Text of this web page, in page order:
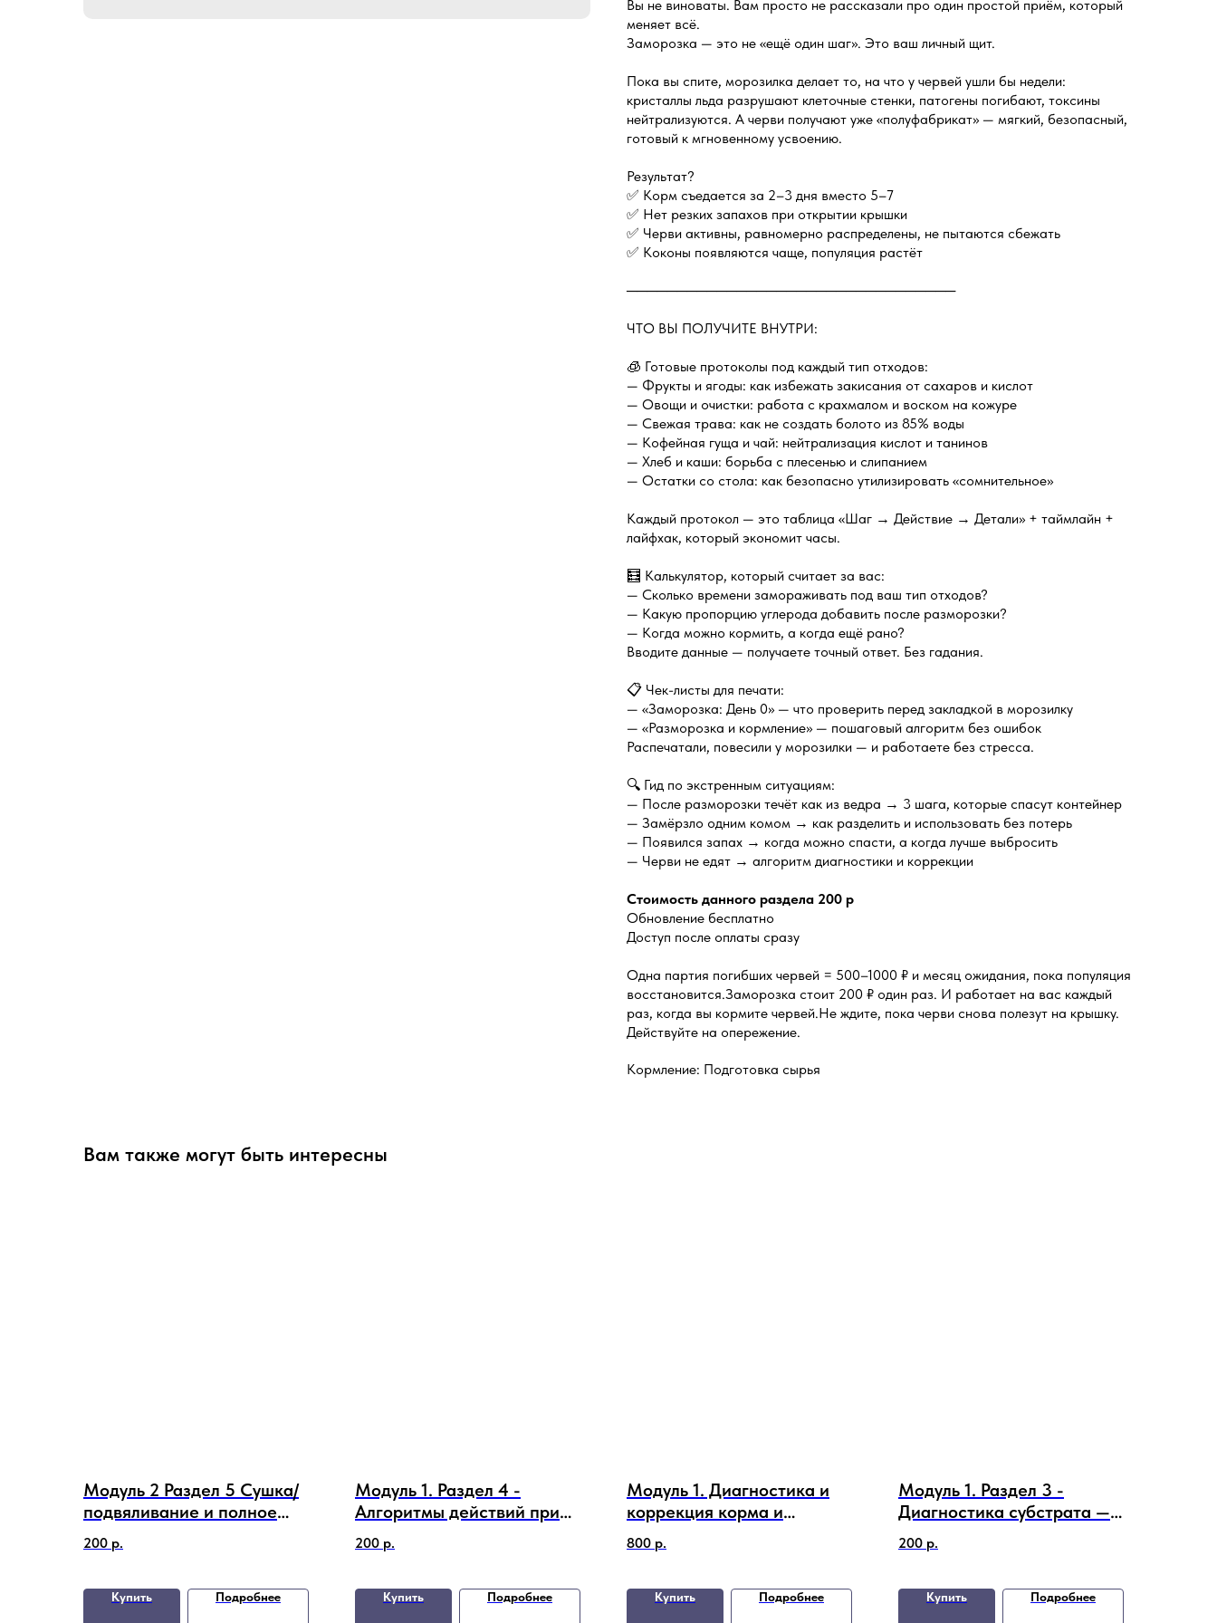
Вы не виноваты. Вам просто не рассказали про один простой приём, который
меняет всё.
Заморозка — это не «ещё один шаг». Это ваш личный щит.
Пока вы спите, морозилка делает то, на что у червей ушли бы недели:
кристаллы льда разрушают клеточные стенки, патогены погибают, токсины
нейтрализуются. А черви получают уже «полуфабрикат» — мягкий, безопасный,
готовый к мгновенному усвоению.
Результат?
✅ Корм съедается за 2–3 дня вместо 5–7
✅ Нет резких запахов при открытии крышки
✅ Черви активны, равномерно распределены, не пытаются сбежать
✅ Коконы появляются чаще, популяция растёт
─────────────────────────────────
ЧТО ВЫ ПОЛУЧИТЕ ВНУТРИ:
🧊 Готовые протоколы под каждый тип отходов:
— Фрукты и ягоды: как избежать закисания от сахаров и кислот
— Овощи и очистки: работа с крахмалом и воском на кожуре
— Свежая трава: как не создать болото из 85% воды
— Кофейная гуща и чай: нейтрализация кислот и танинов
— Хлеб и каши: борьба с плесенью и слипанием
— Остатки со стола: как безопасно утилизировать «сомнительное»
Каждый протокол — это таблица «Шаг → Действие → Детали» + таймлайн +
лайфхак, который экономит часы.
🧮 Калькулятор, который считает за вас:
— Сколько времени замораживать под ваш тип отходов?
— Какую пропорцию углерода добавить после разморозки?
— Когда можно кормить, а когда ещё рано?
Вводите данные — получаете точный ответ. Без гадания.
📋 Чек-листы для печати:
— «Заморозка: День 0» — что проверить перед закладкой в морозилку
— «Разморозка и кормление» — пошаговый алгоритм без ошибок
Распечатали, повесили у морозилки — и работаете без стресса.
🔍 Гид по экстренным ситуациям:
— После разморозки течёт как из ведра → 3 шага, которые спасут контейнер
— Замёрзло одним комом → как разделить и использовать без потерь
— Появился запах → когда можно спасти, а когда лучше выбросить
— Черви не едят → алгоритм диагностики и коррекции
Стоимость данного раздела 200 р
Обновление бесплатно
Доступ после оплаты сразу
Одна партия погибших червей = 500–1000 ₽ и месяц ожидания, пока популяция
восстановится.Заморозка стоит 200 ₽ один раз. И работает на вас каждый
раз, когда вы кормите червей.Не ждите, пока черви снова полезут на крышку.
Действуйте на опережение.
Кормление: Подготовка сырья
Вам также могут быть интересны
Модуль 2 Раздел 5 Сушка/
подвяливание и полное
компостирование, как
способы подготовки сырья
200 р.
Купить Подробнее
Модуль 1. Раздел 4 -
Алгоритмы действий при
проблемах
200 р.
Купить Подробнее
Модуль 1. Диагностика и
коррекция корма и
субстрата без приборов
(все 5 разделов вместе со
800 р.
Купить Подробнее
Модуль 1. Раздел 3 -
Диагностика субстрата —
Система считывания
сигналов
200 р.
Купить Подробнее